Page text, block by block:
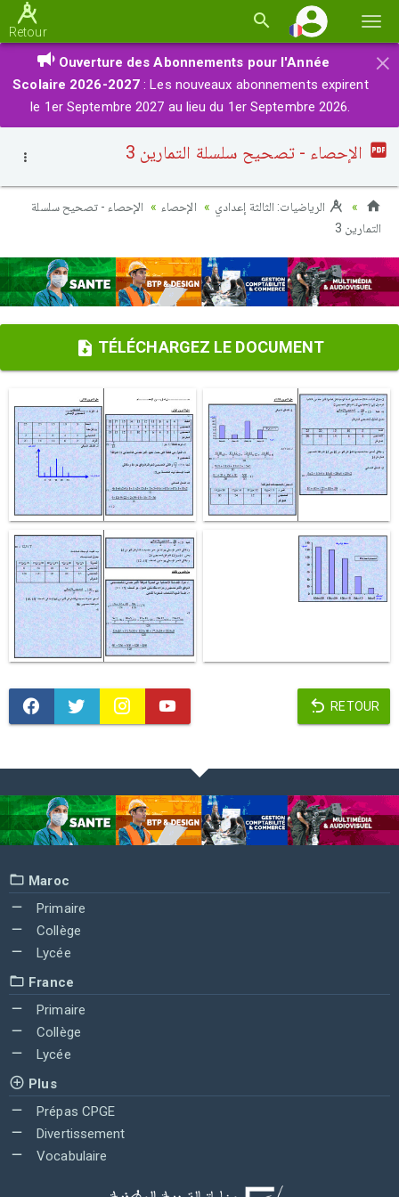
la
Retour
×
Ouverture des Abonnements pour l'Année
Scolaire 2026-2027 : Les nouveaux abonnements expirent
le 1er Septembre 2027 au lieu du 1er Septembre 2026.
الإحصاء - تصحيح سلسلة التمارين 3
الرياضيات: الثالثة إعدادي الإحصاء
الإحصاء - تصحيح سلسلة
التمارين 3
TÉLÉCHARGEZ LE DOCUMENT
RETOUR
Maroc
Primaire
Collège
Lycée
France
Primaire
Collège
Lycée
Plus
Prépas CPGE
Divertissement
Vocabulaire